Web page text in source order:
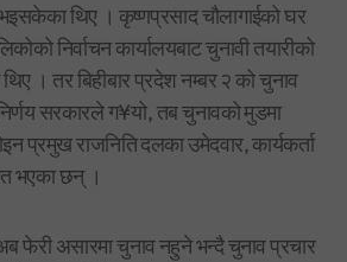
थिए । कृष्णप्रसाद चौलागाईको घर
निर्वाचन कार्यालयबाट चुनावी तयारीको
थिए । तर बिहीबार प्रदेश नम्बर २ को चुनाव
सरकारले ग¥यो, तब चुनावको मुडमा
प्रमुख राजनिति दलका उमेदवार, कार्यकर्ता
भएका छन् ।
फेरी असारमा चुनाव नहुने भन्दै चुनाव प्रचार